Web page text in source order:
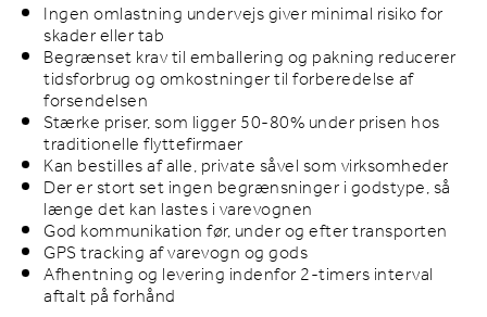
Ingen omlastning undervejs giver minimal risiko for
skader eller tab
Begrænset krav til emballering og pakning reducerer
tidsforbrug og omkostninger til forberedelse af
forsendelsen
Stærke priser, som ligger 50-80% under prisen hos
traditionelle flyttefirmaer
Kan bestilles af alle, private såvel som virksomheder
Der er stort set ingen begrænsninger i godstype, så
længe det kan lastes i varevognen
God kommunikation før, under og efter transporten
GPS tracking af varevogn og gods
Afhentning og levering indenfor 2-timers interval
aftalt på forhånd